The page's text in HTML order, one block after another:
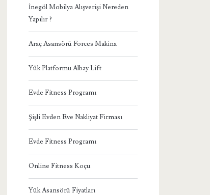
İnegöl Mobilya Alışverişi Nereden
Yapılır ?
Araç Asansörü Forces Makina
Yük Platformu Albay Lift
Evde Fitness Programı
Şişli Evden Eve Nakliyat Firması
Evde Fitness Programı
Online Fitness Koçu
Yük Asansörü Fiyatları